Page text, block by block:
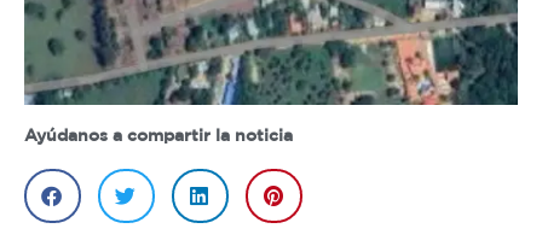
Ayúdanos a compartir la noticia